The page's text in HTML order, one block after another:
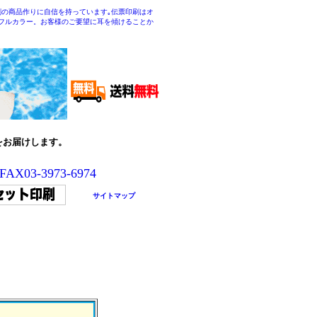
商品作りに自信を持っています｡伝票印刷はオ
ルカラー。お客様のご要望に耳を傾けることか
届けします。
3973-6974
サイトマップ